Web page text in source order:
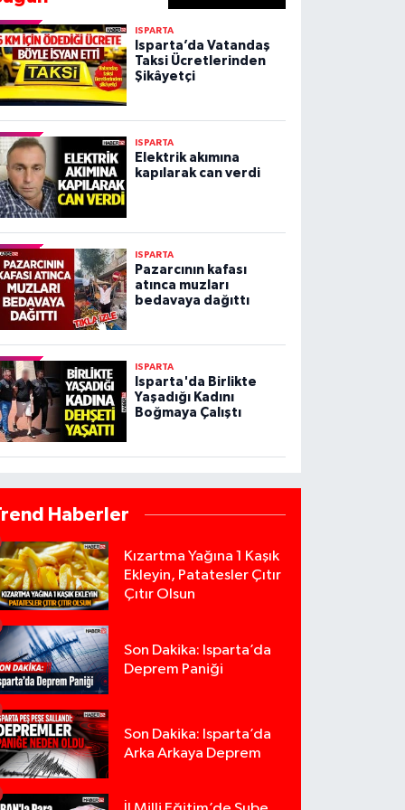
ISPARTA
Isparta’da Vatandaş
Taksi Ücretlerinden
Şikâyetçi
ISPARTA
Elektrik akımına
kapılarak can verdi
ISPARTA
Pazarcının kafası
atınca muzları
bedavaya dağıttı
ISPARTA
Isparta'da Birlikte
Yaşadığı Kadını
Boğmaya Çalıştı
Haberler
Kızartma Yağına 1 Kaşık
Ekleyin, Patatesler Çıtır
Çıtır Olsun
Son Dakika: Isparta’da
Deprem Paniği
Son Dakika: Isparta’da
Arka Arkaya Deprem